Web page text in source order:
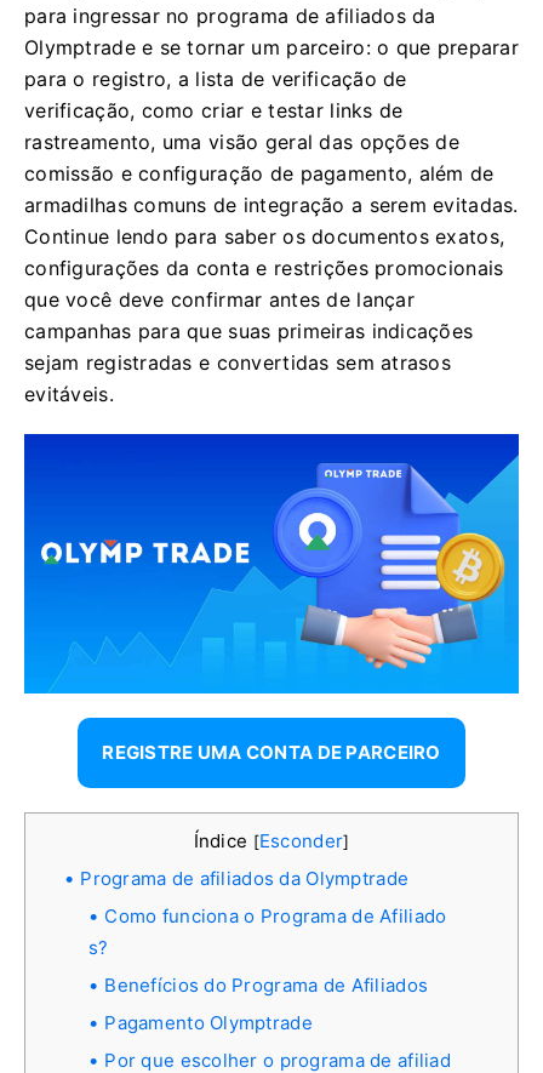
para ingressar no programa de afiliados da
Olymptrade e se tornar um parceiro: o que preparar
para o registro, a lista de verificação de
verificação, como criar e testar links de
rastreamento, uma visão geral das opções de
comissão e configuração de pagamento, além de
armadilhas comuns de integração a serem evitadas.
Continue lendo para saber os documentos exatos,
configurações da conta e restrições promocionais
que você deve confirmar antes de lançar
campanhas para que suas primeiras indicações
sejam registradas e convertidas sem atrasos
evitáveis.
REGISTRE UMA CONTA DE PARCEIRO
Índice [Esconder]
Programa de afiliados da Olymptrade
Como funciona o Programa de Afiliado
s?
Benefícios do Programa de Afiliados
Pagamento Olymptrade
Por que escolher o programa de afiliad